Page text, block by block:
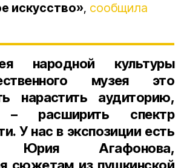
искусство», сообщила
народной культуры
музея это
нарастить аудиторию,
расширить спектр
У нас в экспозиции есть
Юрия Агафонова,